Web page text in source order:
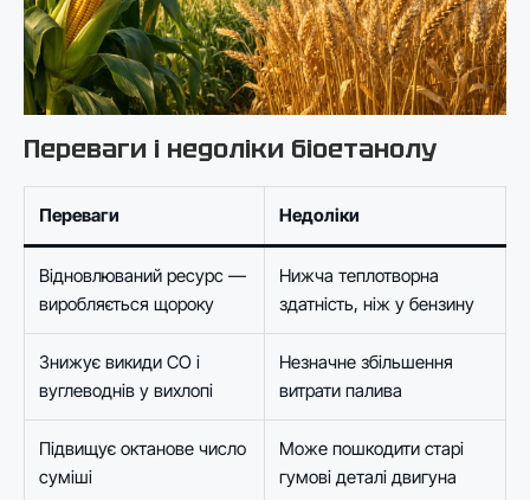
Переваги і недоліки біоетанолу
Переваги Недоліки
Відновлюваний ресурс —
виробляється щороку
Нижча теплотворна
здатність, ніж у бензину
Знижує викиди CO і
вуглеводнів у вихлопі
Незначне збільшення
витрати палива
Підвищує октанове число
суміші
Може пошкодити старі
гумові деталі двигуна